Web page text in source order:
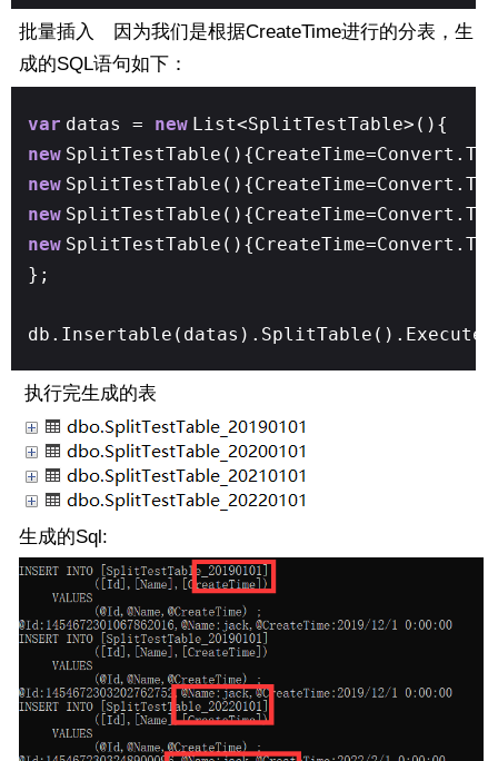
批量插入 因为我们是根据CreateTime进行的分表，生
成的SQL语句如下：
var datas = new List<SplitTestTable>(){
new
new
new
new
};
执行完生成的表
生成的Sql: